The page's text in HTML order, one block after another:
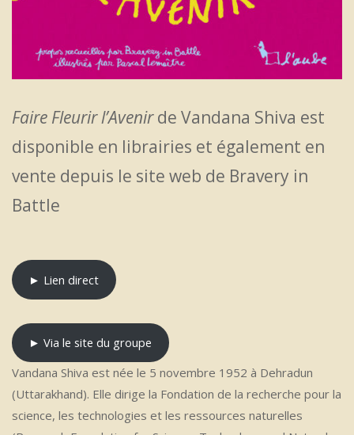
Faire Fleurir l’Avenirde Vandana Shiva est
disponible en librairies et également en
vente depuis le site web de Bravery in
Battle
► Lien direct
► Via le site du groupe
Vandana Shiva est née le 5 novembre 1952 à Dehradun
(Uttarakhand). Elle dirige la Fondation de la recherche pour la
science, les technologies et les ressources naturelles